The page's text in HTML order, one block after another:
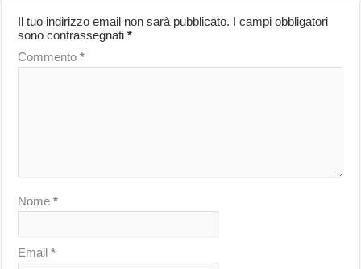
Il tuo indirizzo email non sarà pubblicato. I campi obbligatori
sono contrassegnati*
Commento*
Nome*
Email*